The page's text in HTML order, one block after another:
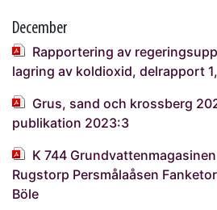
December
Rapportering av
lagring av koldioxid, delrapport
Grus, sand och krossberg
publikation 2023:3
K 744
Rugstorp Persmålaåsen
Böle